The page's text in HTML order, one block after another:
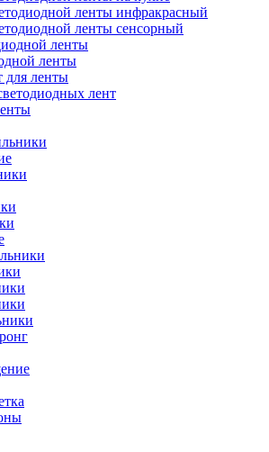
ленты инфракрасный
ленты сенсорный
ленты
ленты
ленты
лент